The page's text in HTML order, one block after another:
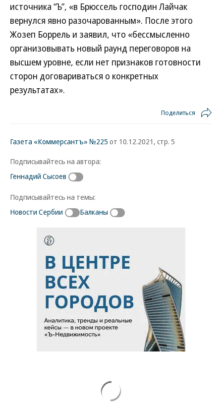
источника “Ъ”, «в Брюссель господин Лайчак
вернулся явно разочарованным». После этого
Жозеп Боррель и заявил, что «бессмысленно
организовывать новый раунд переговоров на
высшем уровне, если нет признаков готовности
сторон договариваться о конкретных
результатах».
Поделиться
Газета «Коммерсантъ» №225 от 10.12.2021, стр. 5
Подписывайтесь на автора:
Геннадий Сысоев
Подписывайтесь на темы:
Новости Сербии
Балканы